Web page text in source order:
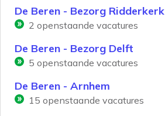
De Beren - Bezorg Ridderkerk
2 openstaande vacatures
De Beren - Bezorg Delft
5 openstaande vacatures
De Beren - Arnhem
15 openstaande vacatures